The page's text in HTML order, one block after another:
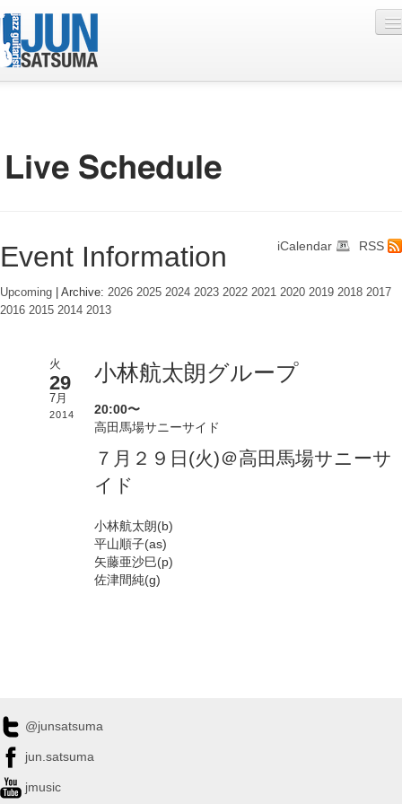
Discography
Photo
Contact
Online Lesson
RSS
iCalendar
Event Information
Upcoming | Archive: 2026 2025 2024 2023 2022 2021 2020 2019 2018 2017
2016 2015 2014 2013
火
29
7月
2014
小林航太朗グループ
20:00〜
高田馬場サニーサイド
７月２９日(火)＠高田馬場サニーサ
イド
小林航太朗(b)
平山順子(as)
矢藤亜沙巳(p)
佐津間純(g)
@junsatsuma
jun.satsuma
jmusic